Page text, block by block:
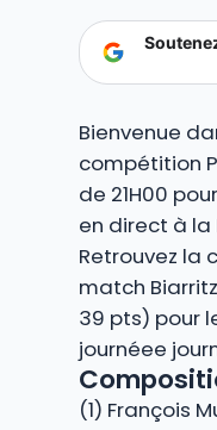
Bienvenue
compétition
de 21H00
en direct à la
Retrouvez la
match
39 pts) pour
journéee
(1) François